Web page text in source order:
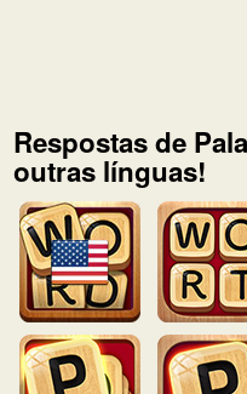
Respostas de
outras línguas!